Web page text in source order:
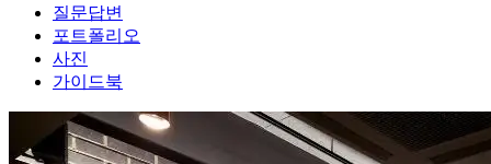
질문답변
포트폴리오
사진
가이드북